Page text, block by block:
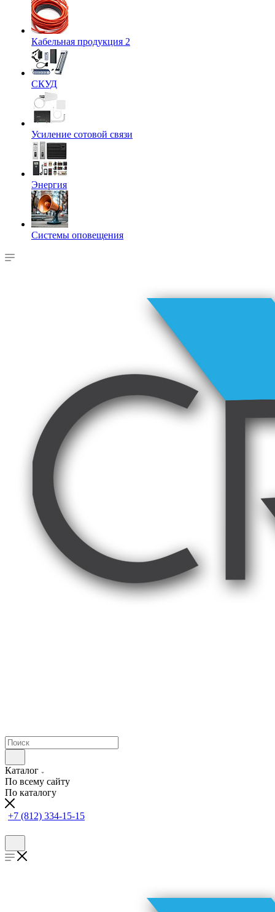
Кабельная продукция 2
СКУД
Усиление сотовой связи
Энергия
Системы оповещения
Каталог
По всему сайту
По каталогу
+7 (812) 334-15-15